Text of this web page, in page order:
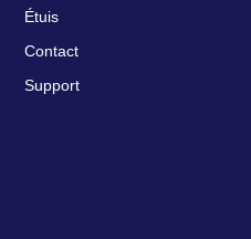
Étuis
Contact
Support